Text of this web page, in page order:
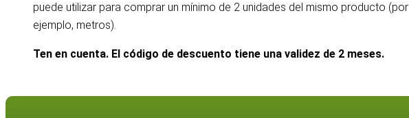
puede utilizar para comprar un mínimo de 2 unidades del mismo producto (por
ejemplo, metros).
Ten en cuenta. El código de descuento tiene una validez de 2 meses.